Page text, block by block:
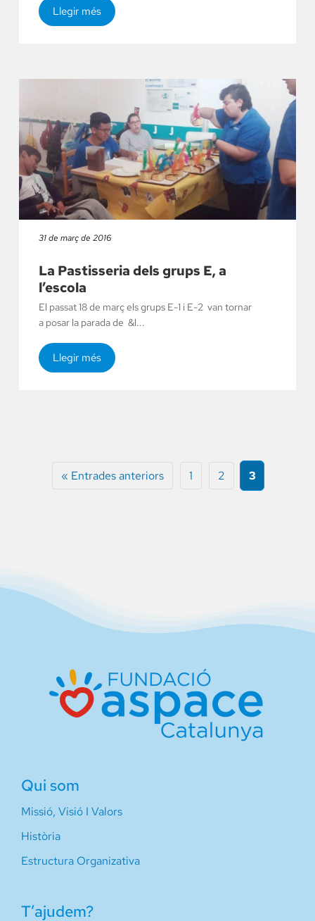
Llegir més
31 de març de 2016
La Pastisseria dels grups E, a
l’escola
El passat 18 de març els grups E-1 i E-2 van tornar
a posar la parada de &l...
Llegir més
« Entrades anteriors 1 2 3
Qui som
Missió, Visió I Valors
Història
Estructura Organizativa
T’ajudem?